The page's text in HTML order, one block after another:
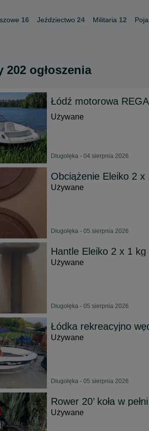
16 Jeździectwo 24 Militaria 12
202 ogłoszenia
Łódź motorowa
Używane
Długołęka - 04 sierpnia 2026
Obciążenie Eleiko 2 x
Używane
Długołęka - 05 sierpnia 2026
Hantle Eleiko 2 x 1 kg
Używane
Długołęka - 05 sierpnia 2026
Łódka rekreacyjno
Używane
Długołęka - 05 sierpnia 2026
Rower 20’ koła w
Używane